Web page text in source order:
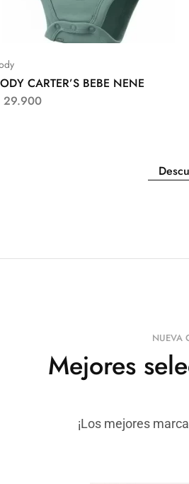
CARTER’S BEBE NENE
29.900
NUEVA
Mejores
¡Los mejores